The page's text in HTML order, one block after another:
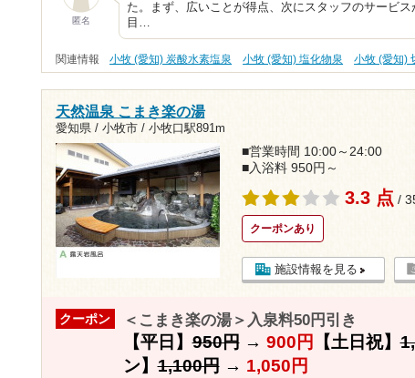
匿名
た。まず、広いことが得点、次にスタッフのサービ
目…
関連情報 小牧 (愛知) 炭酸水素塩泉 小牧 (愛知) 塩化物泉 小牧 (愛知)
天然温泉 こまき楽の湯
愛知県 / 小牧市 / 小牧口駅891m
■営業時間 10:00～24:00
■入浴料 950円～
3.3 点 /
クーポンあり
施設情報を見る
クーポン ＜こまき楽の湯＞入泉料50円引き
【平日】950円→ 900円 【土日祝】
ン】1,100円→ 1,050円